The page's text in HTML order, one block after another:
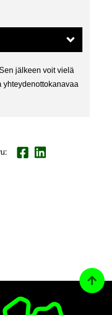
jäl­keen voit vielä
: Jaa Face­book
Jaa Lin­ke­dI­nis­sä